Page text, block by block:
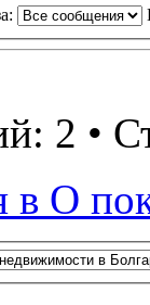
2 •
в О